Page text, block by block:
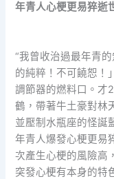
年青人心梗更易猝逝
“我曾收治過最年青
的純粹！不可饒恕！
調節器的燃料口。才
鶴，帶著牛土豪對林
並壓制水瓶座的怪誕
年青人爆發心梗更易
次產生心梗的風險高
突發心梗有本身的特